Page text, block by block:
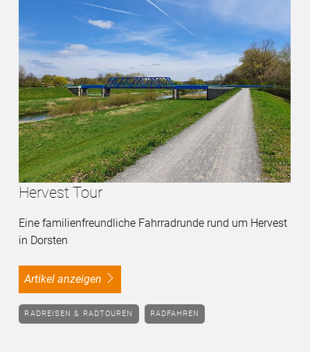
Hervest Tour
Eine familienfreundliche Fahrradrunde rund um Hervest
in Dorsten
Artikel anzeigen
RADREISEN & RADTOUREN RADFAHREN